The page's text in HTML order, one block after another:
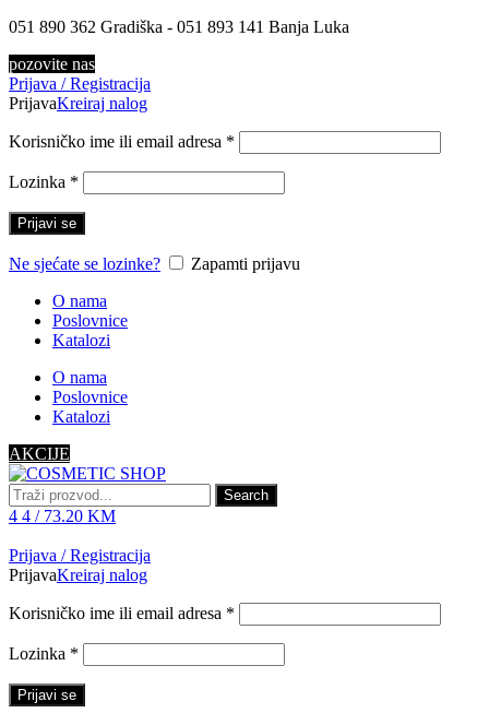
051 890 362 Gradiška - 051 893 141 Banja Luka
pozovite nas
Prijava / Registracija
PrijavaKreiraj nalog
Korisničko ime ili email adresa *
Lozinka *
Prijavi se
Ne sjećate se lozinke?
Zapamti prijavu
O nama
Poslovnice
Katalozi
O nama
Poslovnice
Katalozi
AKCIJE
Search
4 4 / 73.20 KM
Prijava / Registracija
PrijavaKreiraj nalog
Korisničko ime ili email adresa *
Lozinka *
Prijavi se